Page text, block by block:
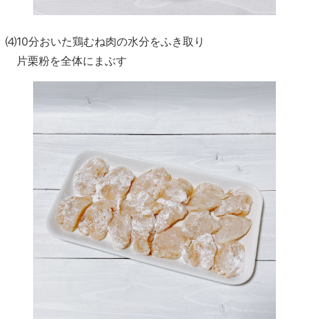
⑷10分おいた鶏むね肉の水分をふき取り
片栗粉を全体にまぶす